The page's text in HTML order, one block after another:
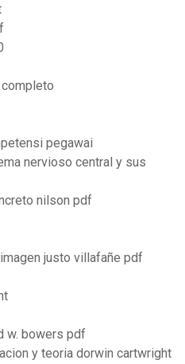
pegawai
nervioso central y sus
nilson pdf
justo villafañe pdf
w. bowers pdf
y teoria dorwin cartwright